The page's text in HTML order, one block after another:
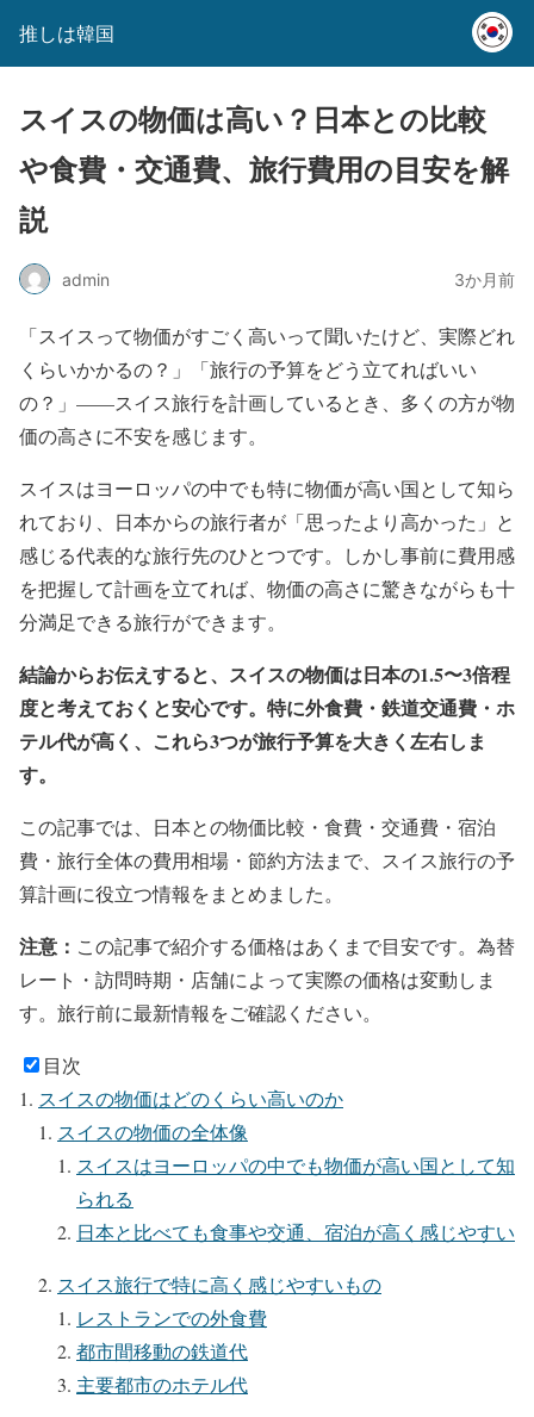
推しは韓国
スイスの物価は高い？日本との比較
や食費・交通費、旅行費用の目安を解
説
admin 3か月前
「スイスって物価がすごく高いって聞いたけど、実際どれ
くらいかかるの？」「旅行の予算をどう立てればいい
の？」——スイス旅行を計画しているとき、多くの方が物
価の高さに不安を感じます。
スイスはヨーロッパの中でも特に物価が高い国として知ら
れており、日本からの旅行者が「思ったより高かった」と
感じる代表的な旅行先のひとつです。しかし事前に費用感
を把握して計画を立てれば、物価の高さに驚きながらも十
分満足できる旅行ができます。
結論からお伝えすると、スイスの物価は日本の1.5〜3倍程
度と考えておくと安心です。特に外食費・鉄道交通費・ホ
テル代が高く、これら3つが旅行予算を大きく左右しま
す。
この記事では、日本との物価比較・食費・交通費・宿泊
費・旅行全体の費用相場・節約方法まで、スイス旅行の予
算計画に役立つ情報をまとめました。
注意： この記事で紹介する価格はあくまで目安です。為替
レート・訪問時期・店舗によって実際の価格は変動しま
す。旅行前に最新情報をご確認ください。
目次
スイスの物価はどのくらい高いのか
スイスの物価の全体像
スイスはヨーロッパの中でも物価が高い国として知
られる
日本と比べても食事や交通、宿泊が高く感じやすい
スイス旅行で特に高く感じやすいもの
レストランでの外食費
都市間移動の鉄道代
主要都市のホテル代